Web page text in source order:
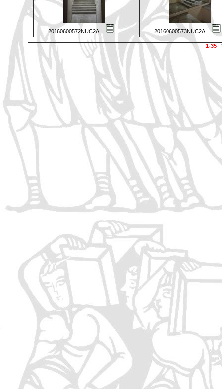
20160600572NUC2A 20160600573NUC2A
1-35|